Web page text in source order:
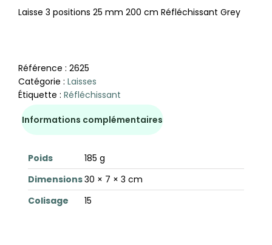
Laisse 3 positions 25 mm 200 cm Réfléchissant Grey
Référence : 2625
Catégorie : Laisses
Étiquette : Réfléchissant
Informations complémentaires
Poids
185 g
Dimensions30 × 7 × 3 cm
Colisage
15